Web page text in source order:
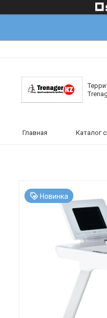
Главная Каталог
Новинка